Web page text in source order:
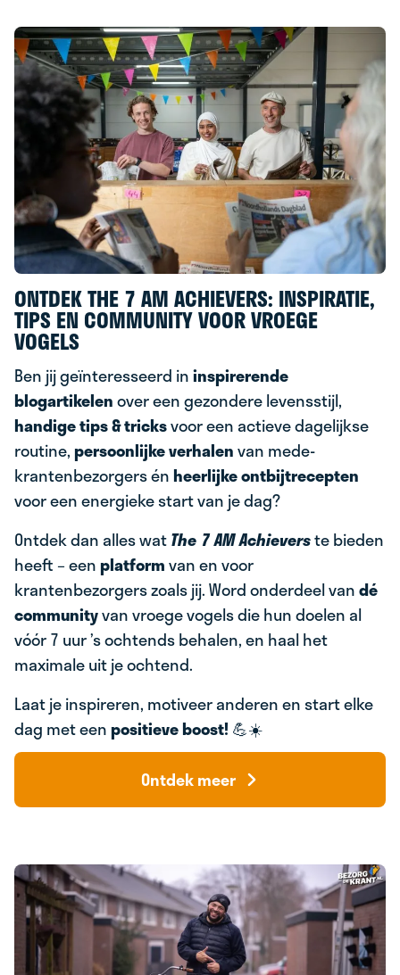
ONTDEK THE 7 AM ACHIEVERS: INSPIRATIE,
TIPS EN COMMUNITY VOOR VROEGE
VOGELS
Ben jij geïnteresseerd ininspirerende
blogartikelenover een gezondere levensstijl,
handige tips & tricksvoor een actieve dagelijkse
routine,persoonlijke verhalenvan mede-
krantenbezorgers énheerlijke ontbijtrecepten
voor een energieke start van je dag?
Ontdek dan alles watThe 7 AM Achieverste bieden
heeft – eenplatformvan en voor
krantenbezorgers zoals jij. Word onderdeel vandé
communityvan vroege vogels die hun doelen al
vóór 7 uur ’s ochtends behalen, en haal het
maximale uit je ochtend.
Laat je inspireren, motiveer anderen en start elke
dag met eenpositieve boost! 💪☀️
Ontdek meer